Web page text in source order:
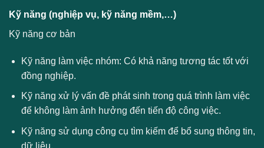
Kỹ năng (nghiệp vụ, kỹ năng mềm,…)
Kỹ năng cơ bản
Kỹ năng làm việc nhóm: Có khả năng tương tác tốt với
đồng nghiệp.
Kỹ năng xử lý vấn đề phát sinh trong quá trình làm việc
để không làm ảnh hưởng đến tiến độ công việc.
Kỹ năng sử dụng công cụ tìm kiếm để bổ sung thông tin,
dữ liệu.